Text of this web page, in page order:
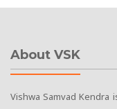
About VSK
Vishwa Samvad